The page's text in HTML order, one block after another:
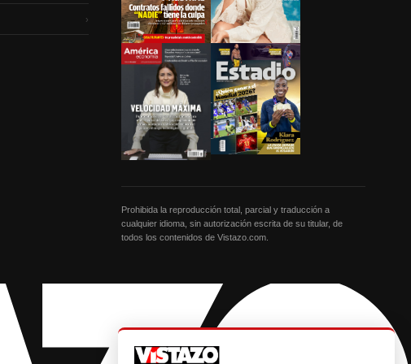
›
Prohibida la reproducción total, parcial y traducción a
cualquier idioma, sin autorización escrita de su titular, de
todos los contenidos de Vistazo.com.